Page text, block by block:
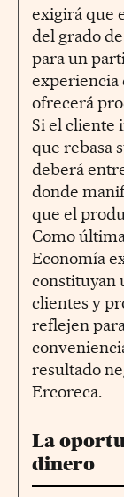
exigirá que
del grado
para un
experiencia
ofrecerá
Si el cliente
que rebasa
deberá
donde
que el
Como
Economía
constituyan
clientes y
reflejen
resultado
Ercoreca.
La
dinero